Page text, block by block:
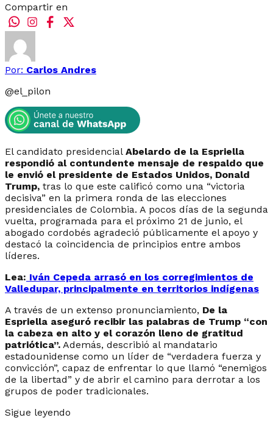
Compartir en
Por: Carlos Andres
@el_pilon
El candidato presidencial Abelardo de la Espriella
respondió al contundente mensaje de respaldo que
le envió el presidente de Estados Unidos, Donald
Trump, tras lo que este calificó como una “victoria
decisiva” en la primera ronda de las elecciones
presidenciales de Colombia. A pocos días de la segunda
vuelta, programada para el próximo 21 de junio, el
abogado cordobés agradeció públicamente el apoyo y
destacó la coincidencia de principios entre ambos
líderes.
Lea: Iván Cepeda arrasó en los corregimientos de
Valledupar, principalmente en territorios indígenas
A través de un extenso pronunciamiento, De la
Espriella aseguró recibir las palabras de Trump “con
la cabeza en alto y el corazón lleno de gratitud
patriótica”. Además, describió al mandatario
estadounidense como un líder de “verdadera fuerza y
convicción”, capaz de enfrentar lo que llamó “enemigos
de la libertad” y de abrir el camino para derrotar a los
grupos de poder tradicionales.
Sigue leyendo